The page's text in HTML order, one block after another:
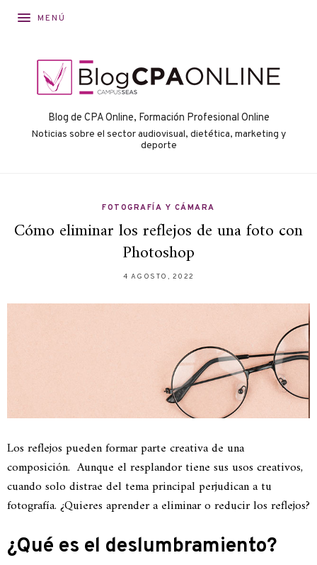
MENÚ
Blog de CPA Online, Formación Profesional Online
Noticias sobre el sector audiovisual, dietética, marketing y
deporte
FOTOGRAFÍA Y CÁMARA
Cómo eliminar los reflejos de una foto con
Photoshop
4 AGOSTO, 2022
Los reflejos pueden formar parte creativa de una
composición. Aunque el resplandor tiene sus usos creativos,
cuando solo distrae del tema principal perjudican a tu
fotografía. ¿Quieres aprender a eliminar o reducir los reflejos?
¿Qué es el deslumbramiento?